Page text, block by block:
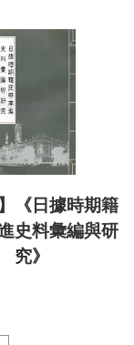
《日據時期籍
史料彙編與研
究》